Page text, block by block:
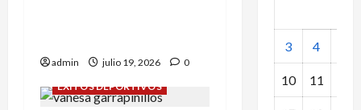
admin julio 19, 2026
0
ÉXITOS DEPORTIVOS
3 4
10 11